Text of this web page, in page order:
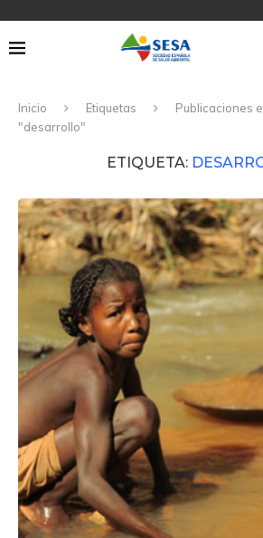
Inicio Etiquetas
Publicaciones
"desarrollo"
ETIQUETA: